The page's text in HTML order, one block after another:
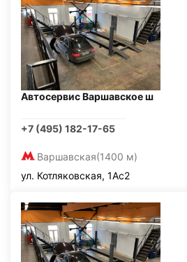
Автосервис Варшавское ш
+7 (495) 182-17-65
Варшавская(1400 м)
ул. Котляковская, 1Ас2